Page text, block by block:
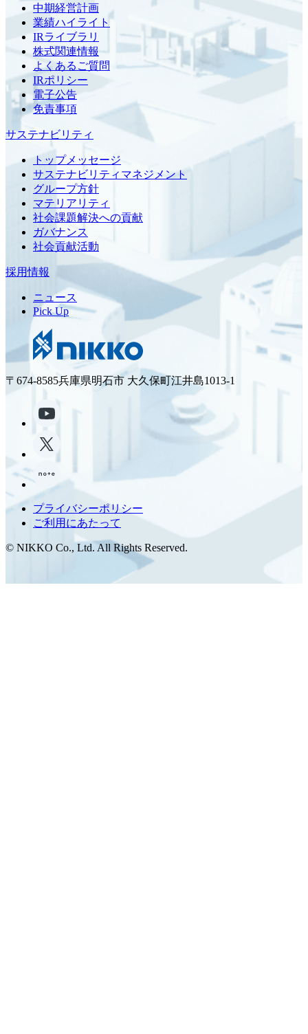
中期経営計画
業績ハイライト
IRライブラリ
株式関連情報
よくあるご質問
IRポリシー
電子公告
免責事項
サステナビリティ
トップメッセージ
サステナビリティマネジメント
グループ方針
マテリアリティ
社会課題解決への貢献
ガバナンス
社会貢献活動
採用情報
ニュース
Pick Up
〒674-8585兵庫県明石市 大久保町江井島1013-1
プライバシーポリシー
ご利用にあたって
© NIKKO Co., Ltd. All Rights Reserved.